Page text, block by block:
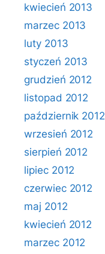
kwiecień 2013
marzec 2013
luty 2013
styczeń 2013
grudzień 2012
listopad 2012
październik 2012
wrzesień 2012
sierpień 2012
lipiec 2012
czerwiec 2012
maj 2012
kwiecień 2012
marzec 2012